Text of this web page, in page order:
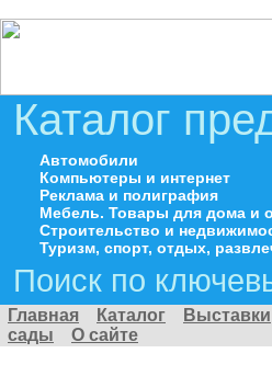
Каталог
Автомобили
Компьютеры и интернет
Реклама и полиграфия
Мебель. Товары для дома и
Строительство и
Туризм, спорт, отдых,
Поиск по
Главная Каталог Выставки
сады
О сайте